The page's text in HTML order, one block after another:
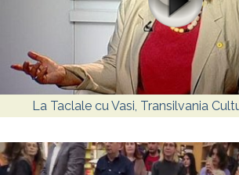
La Taclale cu Vasi, Transilvania